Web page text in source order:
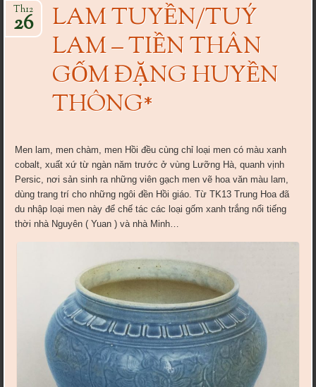
LAM TUYỀN/TUÝ
LAM – TIỀN THÂN
GỐM ĐẶNG HUYỀN
THÔNG*
Th12
26
Men lam, men chàm, men Hồi đều cùng chỉ loại men có màu xanh
cobalt, xuất xứ từ ngàn năm trước ở vùng Lưỡng Hà, quanh vịnh
Persic, nơi sản sinh ra những viên gạch men vẽ hoa văn màu lam,
dùng trang trí cho những ngôi đền Hồi giáo. Từ TK13 Trung Hoa đã
du nhập loại men này để chế tác các loại gốm xanh trắng nổi tiếng
thời nhà Nguyên ( Yuan ) và nhà Minh…